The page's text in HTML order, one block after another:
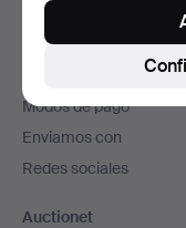
pie
de
página
Ayuda y contacto
Contacta con el
Todas las casas de
Modos de pago
Enviamos con
Redes sociales
Auctionet